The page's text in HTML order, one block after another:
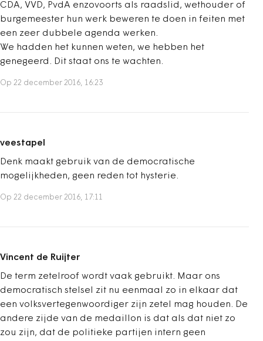
CDA, VVD, PvdA enzovoorts als raadslid, wethouder of
burgemeester hun werk beweren te doen in feiten met
een zeer dubbele agenda werken.
We hadden het kunnen weten, we hebben het
genegeerd. Dit staat ons te wachten.
Op 22 december 2016, 16:23
veestapel
Denk maakt gebruik van de democratische
mogelijkheden, geen reden tot hysterie.
Op 22 december 2016, 17:11
Vincent de Ruijter
De term zetelroof wordt vaak gebruikt. Maar ons
democratisch stelsel zit nu eenmaal zo in elkaar dat
een volksvertegenwoordiger zijn zetel mag houden. De
andere zijde van de medaillon is dat als dat niet zo
zou zijn, dat de politieke partijen intern geen